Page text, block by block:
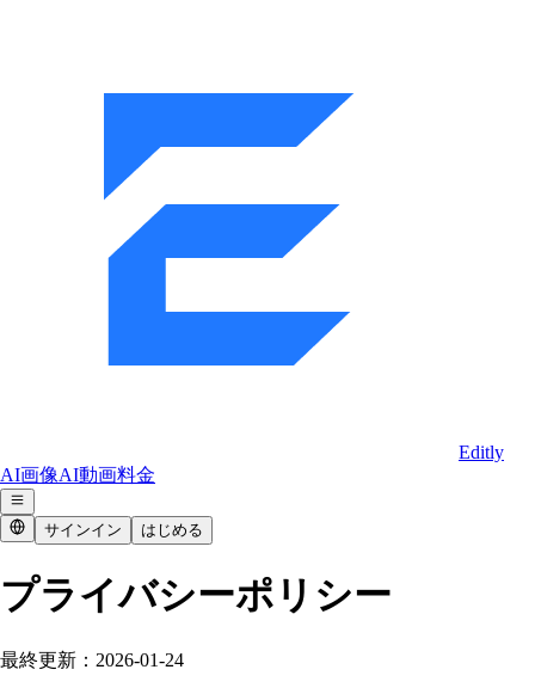
Editly
AI画像AI動画料金
サインイン はじめる
プライバシーポリシー
最終更新：2026-01-24